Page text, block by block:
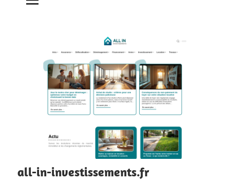
all-in-investissements.fr